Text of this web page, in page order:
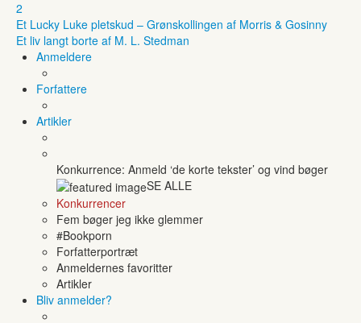
2
Et Lucky Luke pletskud – Grønskollingen af Morris & Gosinny
Et liv langt borte af M. L. Stedman
Anmeldere
Forfattere
Artikler
Konkurrence: Anmeld ‘de korte tekster’ og vind bøger
SE ALLE
Konkurrencer
Fem bøger jeg ikke glemmer
#Bookporn
Forfatterportræt
Anmeldernes favoritter
Artikler
Bliv anmelder?